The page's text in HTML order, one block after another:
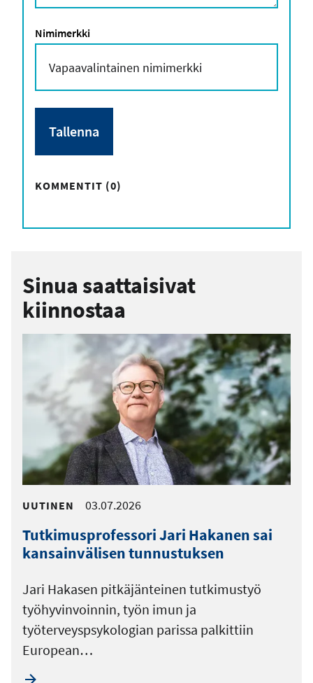
Nimimerkki
KOMMENTIT (0)
Sinua saattaisivat
kiinnostaa
UUTINEN 03.07.2026
Tutkimusprofessori Jari Hakanen sai
kansainvälisen tunnustuksen
Jari Hakasen pitkäjänteinen tutkimustyö
työhyvinvoinnin, työn imun ja
työterveyspsykologian parissa palkittiin
European…